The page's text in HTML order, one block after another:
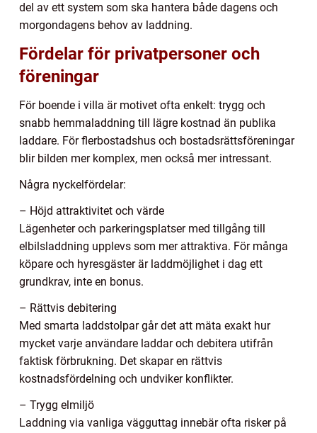
del av ett system som ska hantera både dagens och
morgondagens behov av laddning.
Fördelar för privatpersoner och
föreningar
För boende i villa är motivet ofta enkelt: trygg och
snabb hemmaladdning till lägre kostnad än publika
laddare. För flerbostadshus och bostadsrättsföreningar
blir bilden mer komplex, men också mer intressant.
Några nyckelfördelar:
– Höjd attraktivitet och värde
Lägenheter och parkeringsplatser med tillgång till
elbilsladdning upplevs som mer attraktiva. För många
köpare och hyresgäster är laddmöjlighet i dag ett
grundkrav, inte en bonus.
– Rättvis debitering
Med smarta laddstolpar går det att mäta exakt hur
mycket varje användare laddar och debitera utifrån
faktisk förbrukning. Det skapar en rättvis
kostnadsfördelning och undviker konflikter.
– Trygg elmiljö
Laddning via vanliga vägguttag innebär ofta risker på